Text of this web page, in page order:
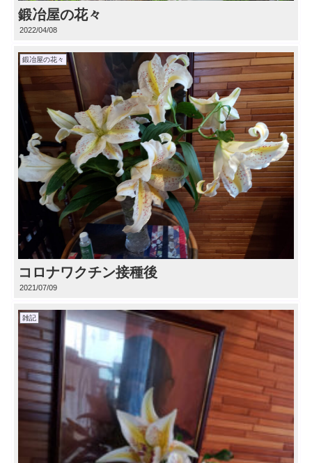
鍛冶屋の花々
2022/04/08
鍛冶屋の花々
コロナワクチン接種後
2021/07/09
雑記